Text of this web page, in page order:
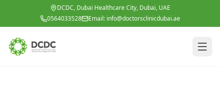
Lumipat sa pangunahing nilalaman
DCDC, Dubai Healthcare City, Dubai, UAE
0564033528
Email: info@doctorsclinicdubai.ae